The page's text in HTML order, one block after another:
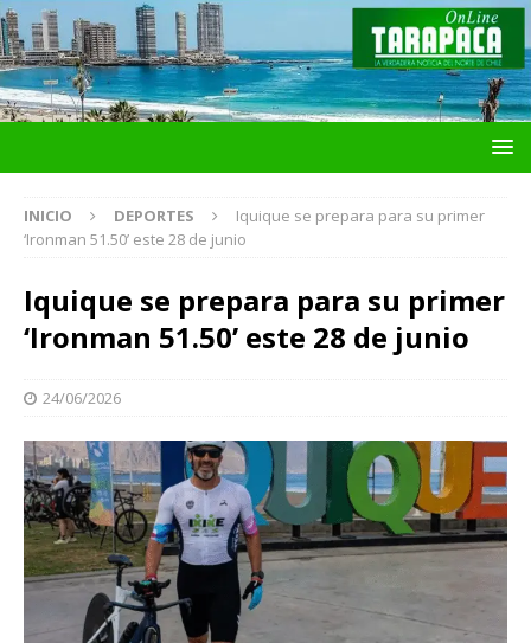
INICIO DEPORTES
Iquique se prepara para su primer
‘Ironman 51.50’ este 28 de junio
Iquique se prepara para su primer
‘Ironman 51.50’ este 28 de junio
24/06/2026